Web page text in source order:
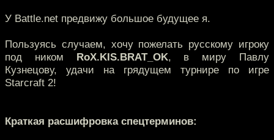
У Battle.net предвижу большое будущее я.
Пользуясь случаем, хочу пожелать русскому игроку
под ником RoX.KIS.BRAT_OK, в миру Павлу
Кузнецову, удачи на грядущем турнире по игре
Starcraft 2!
Краткая расшифровка спецтерминов: